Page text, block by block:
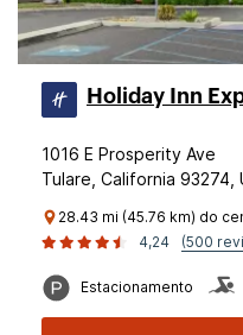
Holiday Inn
1016 E Prosperity Ave
Tulare, California
28.43 mi (45.76 km) do
4,24
(500
Estacionamento